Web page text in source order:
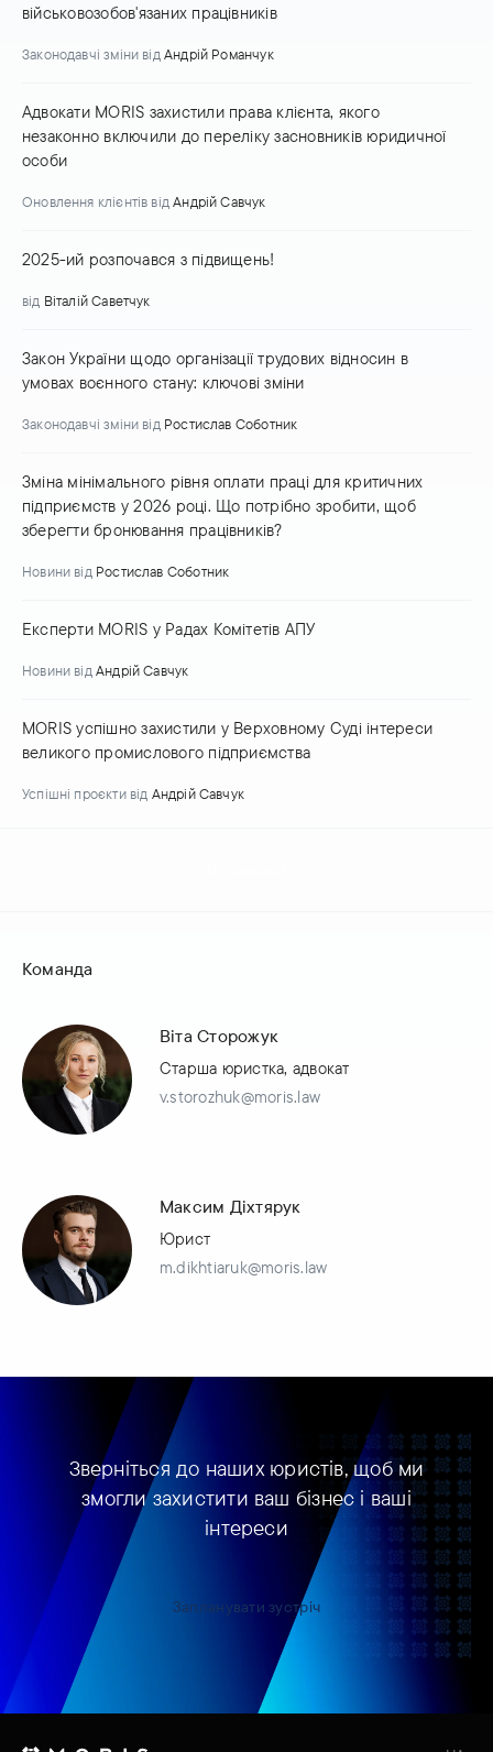
військовозобов'язаних працівників
Законодавчі зміни від Андрій Романчук
Адвокати MORIS захистили права клієнта, якого
незаконно включили до переліку засновників юридичної
особи
Оновлення клієнтів від Андрій Савчук
2025-ий розпочався з підвищень!
від Віталій Саветчук
Закон України щодо організації трудових відносин в
умовах воєнного стану: ключові зміни
Законодавчі зміни від Ростислав Соботник
Зміна мінімального рівня оплати праці для критичних
підприємств у 2026 році. Що потрібно зробити, щоб
зберегти бронювання працівників?
Новини від Ростислав Соботник
Експерти MORIS у Радах Комітетів АПУ
Новини від Андрій Савчук
MORIS успішно захистили у Верховному Суді інтереси
великого промислового підприємства
Успішні проєкти від Андрій Савчук
Команда
Віта Сторожук
Старша юристка, адвокат
v.storozhuk@moris.law
Максим Діхтярук
Юрист
m.dikhtiaruk@moris.law
Зверніться до наших юристів, щоб ми
змогли захистити ваш бізнес і ваші
інтереси
Запланувати зустріч